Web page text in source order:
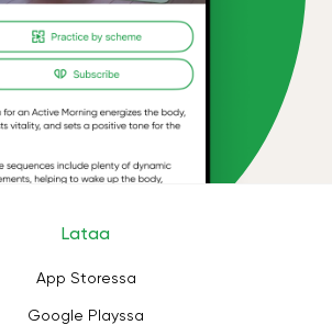
Lataa
App Storessa
Google Playssa